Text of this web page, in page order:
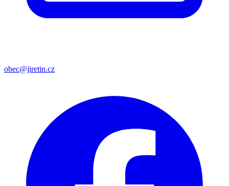
obec@jiretin.cz